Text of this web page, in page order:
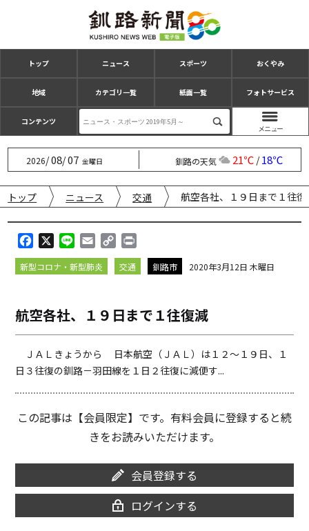
トップ ニュース スポーツ おくやみ
地域 カテゴリ一覧 紙面一覧 フォトサービス
コンテンツ
2026/08/07 金曜日 釧路の天気 21℃/18℃
トップ ニュース 交通 航空各社、１９日まで１往復
a
c
o
o
k
i
n
m
a
o
p
i
n
k
r
i
新型コロナ・新型肺炎 交通 釧路市 2020年3月12日 木曜日
航空各社、１９日まで１往復減
ＪＡＬきょうから 日本航空（ＪＡＬ）は１２～１９日、１
日３往復の釧路－羽田線を１日２往復に減便す...
この記事は【会員限定】です。有料会員に登録すると続
きをお読みいただけます。
会員登録する
ログインする